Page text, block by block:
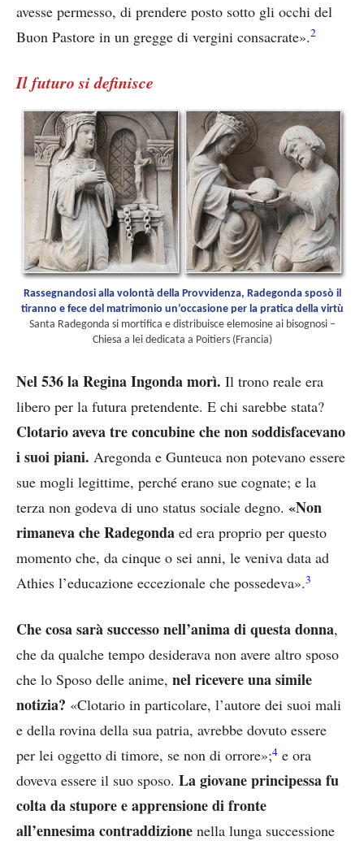
avesse permesso, di prendere posto sotto gli occhi del
Buon Pastore in un gregge di vergini consacrate».2
Il futuro si definisce
Rassegnandosi alla volontà della Provvidenza, Radegonda sposò il
tiranno e fece del matrimonio un’occasione per la pratica della virtù
Santa Radegonda si mortifica e distribuisce elemosine ai bisognosi –
Chiesa a lei dedicata a Poitiers (Francia)
Nel 536 la Regina Ingonda morì. Il trono reale era
libero per la futura pretendente. E chi sarebbe stata?
Clotario aveva tre concubine che non soddisfacevano
i suoi piani. Aregonda e Gunteuca non potevano essere
sue mogli legittime, perché erano sue cognate; e la
terza non godeva di uno status sociale degno. «Non
rimaneva che Radegonda ed era proprio per questo
momento che, da cinque o sei anni, le veniva data ad
Athies l’educazione eccezionale che possedeva».3
Che cosa sarà successo nell’anima di questa donna,
che da qualche tempo desiderava non avere altro sposo
che lo Sposo delle anime, nel ricevere una simile
notizia? «Clotario in particolare, l’autore dei suoi mali
e della rovina della sua patria, avrebbe dovuto essere
per lei oggetto di timore, se non di orrore»;4 e ora
doveva essere il suo sposo. La giovane principessa fu
colta da stupore e apprensione di fronte
all’ennesima contraddizione nella lunga successione